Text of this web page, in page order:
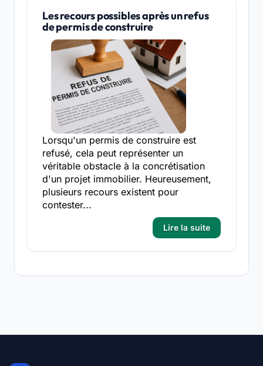
Les recours possibles après un refus
de permis de construire
Lorsqu'un permis de construire est
refusé, cela peut représenter un
véritable obstacle à la concrétisation
d'un projet immobilier. Heureusement,
plusieurs recours existent pour
contester...
Lire la suite